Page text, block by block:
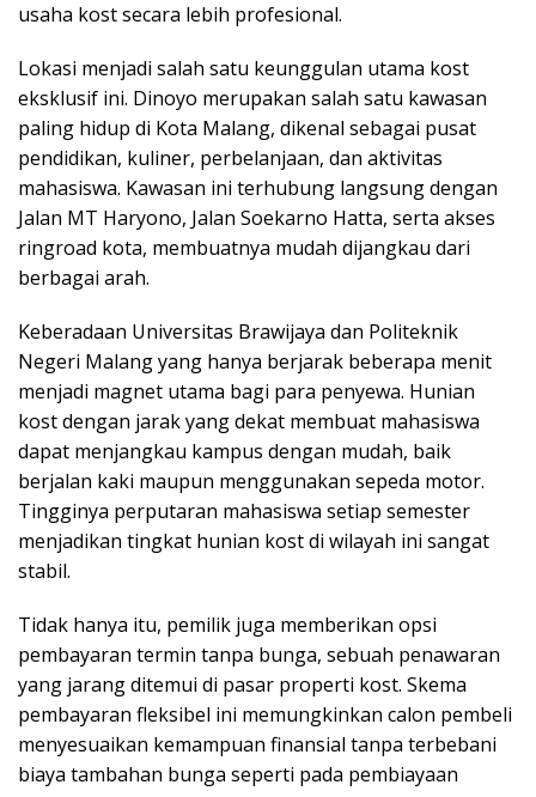
usaha kost secara lebih profesional.
Lokasi menjadi salah satu keunggulan utama kost
eksklusif ini. Dinoyo merupakan salah satu kawasan
paling hidup di Kota Malang, dikenal sebagai pusat
pendidikan, kuliner, perbelanjaan, dan aktivitas
mahasiswa. Kawasan ini terhubung langsung dengan
Jalan MT Haryono, Jalan Soekarno Hatta, serta akses
ringroad kota, membuatnya mudah dijangkau dari
berbagai arah.
Keberadaan Universitas Brawijaya dan Politeknik
Negeri Malang yang hanya berjarak beberapa menit
menjadi magnet utama bagi para penyewa. Hunian
kost dengan jarak yang dekat membuat mahasiswa
dapat menjangkau kampus dengan mudah, baik
berjalan kaki maupun menggunakan sepeda motor.
Tingginya perputaran mahasiswa setiap semester
menjadikan tingkat hunian kost di wilayah ini sangat
stabil.
Tidak hanya itu, pemilik juga memberikan opsi
pembayaran termin tanpa bunga, sebuah penawaran
yang jarang ditemui di pasar properti kost. Skema
pembayaran fleksibel ini memungkinkan calon pembeli
menyesuaikan kemampuan finansial tanpa terbebani
biaya tambahan bunga seperti pada pembiayaan